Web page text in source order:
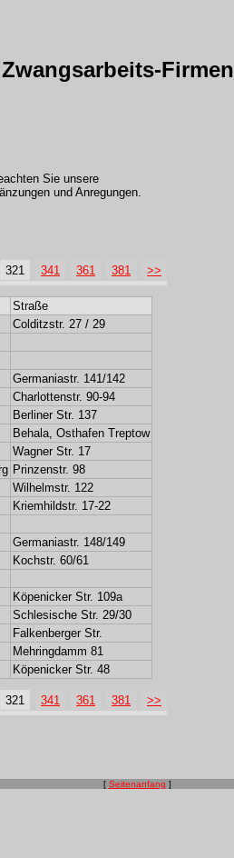
Firmen
Sie unsere
und Anregungen.
321 341 361 381 >>
Straße
Colditzstr. 27 / 29
Germaniastr. 141/142
Charlottenstr. 90-94
Berliner Str. 137
Behala, Osthafen Treptow
Wagner Str. 17
Prinzenstr. 98
Wilhelmstr. 122
Kriemhildstr. 17-22
Germaniastr. 148/149
Kochstr. 60/61
Köpenicker Str. 109a
Schlesische Str. 29/30
Falkenberger Str.
Mehringdamm 81
Köpenicker Str. 48
321 341 361 381 >>
[ Seitenanfang ]